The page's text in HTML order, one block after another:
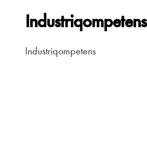
Industriqompetens
Industriqompetens